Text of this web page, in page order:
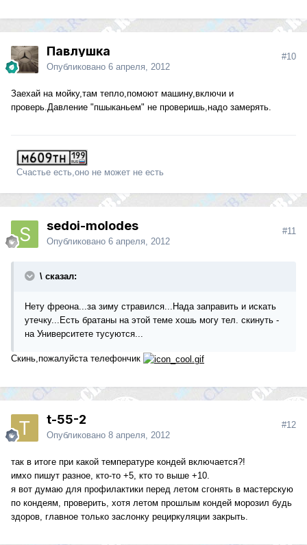
Павлушка
Опубликовано 6 апреля, 2012
#10
Заехай на мойку,там тепло,помоют машину,включи и
проверь.Давление "пшыканьем" не проверишь,надо замерять.
Счастье есть,оно не может не есть
sedoi-molodes
Опубликовано 6 апреля, 2012
#11
\ сказал:
Нету фреона...за зиму стравился...Нада заправить и искать
утечку...Есть братаны на этой теме хошь могу тел. скинуть -
на Университете тусуются...
Скинь,пожалуйста телефончик
t-55-2
Опубликовано 8 апреля, 2012
#12
так в итоге при какой температуре кондей включается?!
имхо пишут разное, кто-то +5, кто то выше +10.
я вот думаю для профилактики перед летом сгонять в мастерскую
по кондеям, проверить, хотя летом прошлым кондей морозил будь
здоров, главное только заслонку рециркуляции закрыть.